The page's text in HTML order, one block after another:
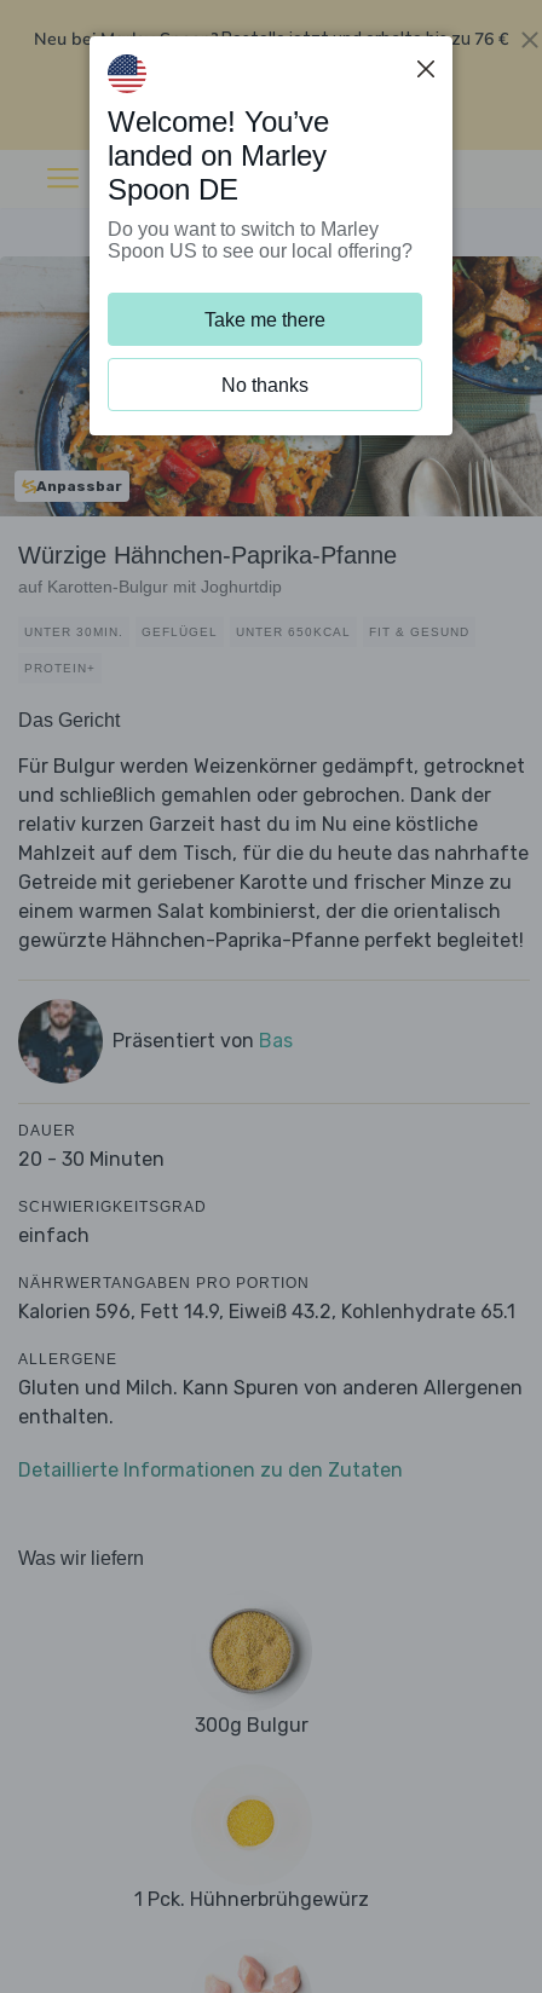
Neu bei Marley Spoon?Bestelle jetzt und erhalte bis zu 76 €
Rabatt auf deine ersten fünf Boxen
Anpassbar
Würzige Hähnchen-Paprika-Pfanne
auf Karotten-Bulgur mit Joghurtdip
UNTER 30MIN. GEFLÜGEL UNTER 650KCAL FIT & GESUND
PROTEIN+
Das Gericht
Für Bulgur werden Weizenkörner gedämpft, getrocknet
und schließlich gemahlen oder gebrochen. Dank der
relativ kurzen Garzeit hast du im Nu eine köstliche
Mahlzeit auf dem Tisch, für die du heute das nahrhafte
Getreide mit geriebener Karotte und frischer Minze zu
einem warmen Salat kombinierst, der die orientalisch
gewürzte Hähnchen-Paprika-Pfanne perfekt begleitet!
Präsentiert von Bas
DAUER
20 - 30 Minuten
SCHWIERIGKEITSGRAD
einfach
NÄHRWERTANGABEN PRO PORTION
Kalorien 596, Fett 14.9, Eiweiß 43.2, Kohlenhydrate 65.1
ALLERGENE
Gluten und Milch. Kann Spuren von anderen Allergenen
enthalten.
Detaillierte Informationen zu den Zutaten
Was wir liefern
300g Bulgur
1 Pck. Hühnerbrühgewürz
Welcome! You’ve
landed on Marley
Spoon DE
Do you want to switch to Marley
Spoon US to see our local offering?
Take me there
No thanks